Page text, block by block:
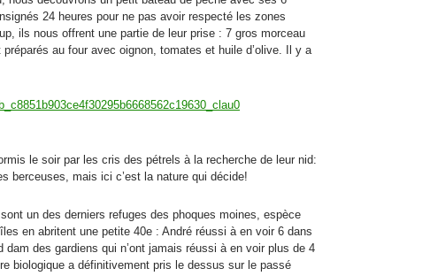
24 heures pour ne pas avoir respecté les zones
ils nous offrent une partie de leur prise : 7 gros morceau
préparés au four avec oignon, tomates et huile d’olive. Il y a
le soir par les cris des pétrels à la recherche de leur nid:
berceuses, mais ici c’est la nature qui décide!
sont un des derniers refuges des phoques moines, espèce
en abritent une petite 40e : André réussi à en voir 6 dans
dam des gardiens qui n’ont jamais réussi à en voir plus de 4
biologique a définitivement pris le dessus sur le passé